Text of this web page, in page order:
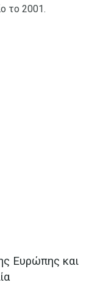
το 2001.
Ευρώπης και